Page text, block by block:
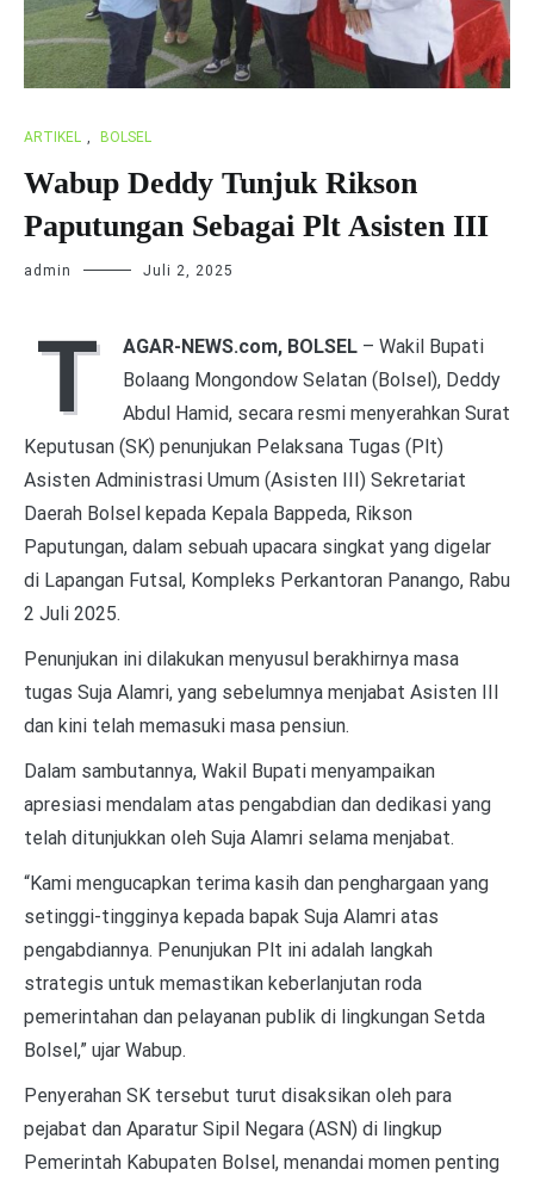
ARTIKEL , BOLSEL
Wabup Deddy Tunjuk Rikson
Paputungan Sebagai Plt Asisten III
admin Juli 2, 2025
T AGAR-NEWS.com, BOLSEL – Wakil Bupati
Bolaang Mongondow Selatan (Bolsel), Deddy
Abdul Hamid, secara resmi menyerahkan Surat
Keputusan (SK) penunjukan Pelaksana Tugas (Plt)
Asisten Administrasi Umum (Asisten III) Sekretariat
Daerah Bolsel kepada Kepala Bappeda, Rikson
Paputungan, dalam sebuah upacara singkat yang digelar
di Lapangan Futsal, Kompleks Perkantoran Panango, Rabu
2 Juli 2025.
Penunjukan ini dilakukan menyusul berakhirnya masa
tugas Suja Alamri, yang sebelumnya menjabat Asisten III
dan kini telah memasuki masa pensiun.
Dalam sambutannya, Wakil Bupati menyampaikan
apresiasi mendalam atas pengabdian dan dedikasi yang
telah ditunjukkan oleh Suja Alamri selama menjabat.
“Kami mengucapkan terima kasih dan penghargaan yang
setinggi-tingginya kepada bapak Suja Alamri atas
pengabdiannya. Penunjukan Plt ini adalah langkah
strategis untuk memastikan keberlanjutan roda
pemerintahan dan pelayanan publik di lingkungan Setda
Bolsel,” ujar Wabup.
Penyerahan SK tersebut turut disaksikan oleh para
pejabat dan Aparatur Sipil Negara (ASN) di lingkup
Pemerintah Kabupaten Bolsel, menandai momen penting